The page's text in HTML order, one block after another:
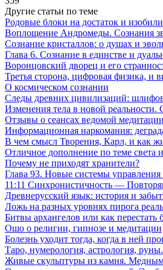
Другие статьи по теме
Родовые блоки на достаток и
Воплощение Андромеды. Сознания
Сознание кристаллов: о душах и
Глава 6. Сознание в единстве и
Воронцовский дворец и его
Третья сторона, цифровая физика, и
О космическом сознании
Следы древних цивилизаций:
Изменения тела в новой
Отзывы о сеансах ведомой
Информационная наркомания:
В чем смысл Творения, Карл, и как
Отличное дополнение по теме света
Почему не приходят хранители?
Глава 93. Новые системы управления
11:11 Синхронистичность —
Древнерусский язык: история и
Ложь на разных уровнях пирога
Битвы архангелов или как перестать
Ошо о религии, гипнозе и медитации
Болезнь уходит тогда, когда в ней
Таро, нумерология, астрология,
Живые скульптуры из камня. Медным